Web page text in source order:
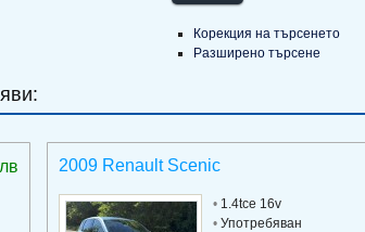
Корекция на търсенето
Разширено търсене
2009 Renault Scenic
•1.4tce 16v
•Употребяван